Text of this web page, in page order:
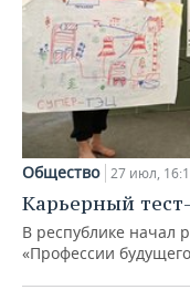
Общество 27 июл,
Карьерный
В республике начал
«Профессии